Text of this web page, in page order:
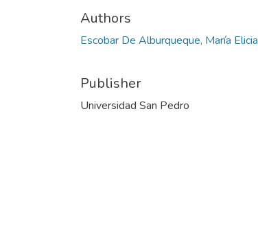
Authors
Escobar De Alburqueque, María Elicia
Publisher
Universidad San Pedro